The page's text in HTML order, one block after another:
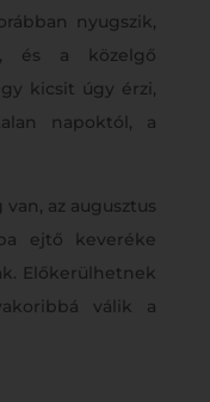
nyugszik,
és a közelgő
kicsit úgy érzi,
napoktól, a
az augusztus
ejtő keveréke
Előkerülhetnek
válik a